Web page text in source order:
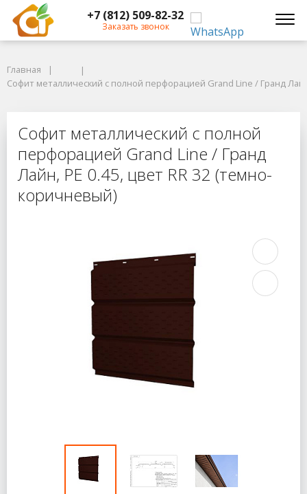
+7 (812) 509-82-32
Заказать звонок
Софит металлический с полной перфорацией Grand Line / Гранд
Софит металлический с полной
Главная
Софит металлический с полной перфорацией Grand Line / Гранд
Софит металлический с полной
перфорацией Grand Line / Гранд
Лайн, PE 0.45, цвет RR 32 (темно-
коричневый)